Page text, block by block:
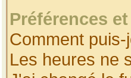
Préférences
Comment
Les heures ne